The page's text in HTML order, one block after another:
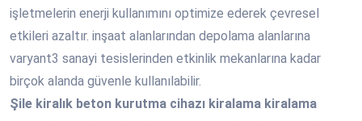
işletmelerin enerji kullanımını optimize ederek çevresel
etkileri azaltır. inşaat alanlarından depolama alanlarına
varyant3 sanayi tesislerinden etkinlik mekanlarına kadar
birçok alanda güvenle kullanılabilir.
Şile kiralık beton kurutma cihazı kiralama kiralama